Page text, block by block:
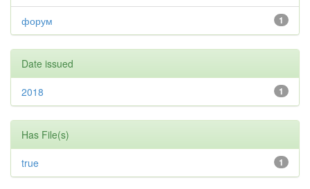
1
форум
Date issued
1
2018
Has File(s)
1
true